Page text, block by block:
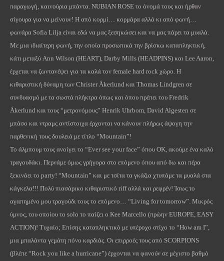
παραγωγή, καινούρια μπάντα. NUBIAN ROSE το όνομά τους και ήρθαν
σίγουρα για να μείνουν! H από κορμί… κορμάρα αλλά κι από φωνή…
φωνάρα Sofia Lilja είναι εδώ να μας ξεσηκώσει και να μας πάρει τα μυαλά.
Με μια ιδιαίτερη φωνή, την οποία προσωπικά την βρίσκω καταπληκτική,
κάτι μεταξύ Ann Wilson (HEART), Darby Mills (HEADPINS) και Lee Aaron
έρχεται να ζωντανέψει για τα καλά τον female hard rock χώρο. Η
κιθαριστική δύναμη των Christer Åkerlund και Thomas Lindgren σε
συνδυασμό με τα σωστά πλήκτρα όπως και όπου πρέπει του Fredrik
Åkerlund και τους “μετρονόμους” Henrik Uhrbom, David Algesten σε
μπάσο και ντραμς αντίστοιχα έρχονται να κάνουν πλήρως άψογη την
παρθενική τους δουλειά με τίτλο “Mountain”!
Το άλμπουμ τους ανοίγει το “Eversee yourface” όπου ΟΚ, ακούμε ένα καλό
τραγουδάκι. Περνάμε όμως γρήγορα στο επόμενο όπου από δω και πέρα
ξεκινάει το party! “Mountain” και με τσίτα τα γκάζια χτυπάμε τα μυαλά στα
κάγκελα!!! Πολύ πιασάρικο κιθαριστικό riff αλλά και ρεφρέν! Ίσως το
αγαπημένο μου τραγούδι τους το επόμενο… “Living for tomorrow”. Μικρός
ύμνος, του οποίου το solo το παίζει ο Kee Marcello (πρώην EUROPE EASY
ACTION)! Τυχαίο; Επίσης καταπληκτικό με υπέροχο στίχο το “How am I”,
μια μπαλάντα γεμάτη πόνο καρδιάς. Οι επιρροές τους από SCORPIONS
(βλέπε “Rock you like a hurricane”) έρχονται να φανούν σε μέγιστο βαθμό